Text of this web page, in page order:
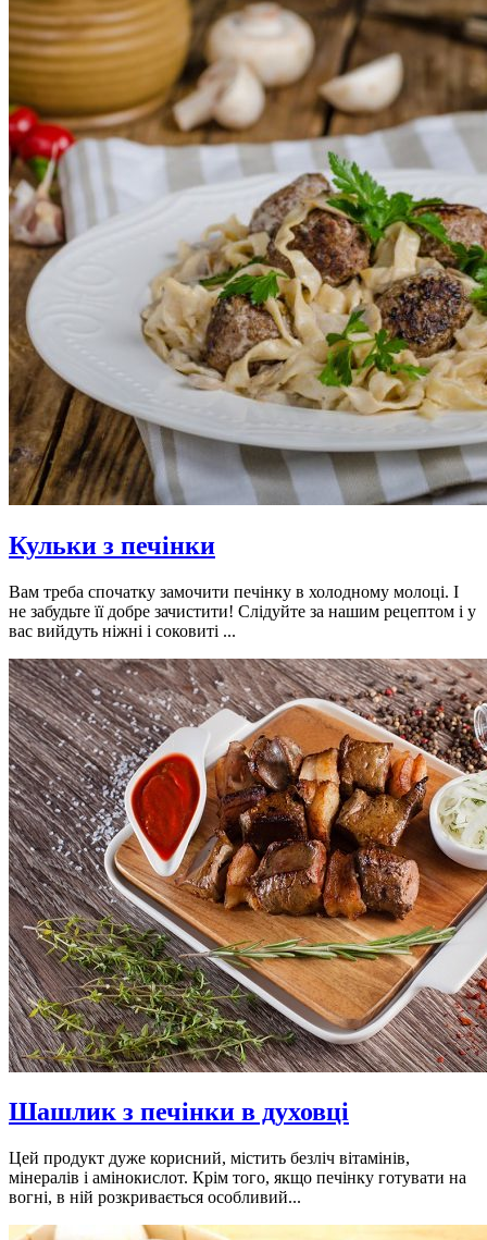
Кульки з печінки
Вам треба спочатку замочити печінку в холодному молоці. І
не забудьте її добре зачистити! Слідуйте за нашим рецептом і у
вас вийдуть ніжні і соковиті ...
Шашлик з печінки в духовці
Цей продукт дуже корисний, містить безліч вітамінів,
мінералів і амінокислот. Крім того, якщо печінку готувати на
вогні, в ній розкривається особливий...